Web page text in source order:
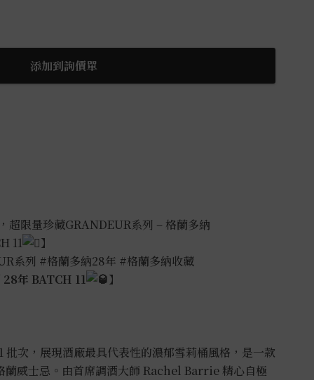
添加到詢價單
超限量珍藏GRANDEUR系列 – 格蘭多納
11
】
系列 #格蘭多納28年 #格蘭多納收藏
年 BATCH 11
】
次，展現酒廠最具代表性的濃郁雪莉桶風格，是一款
蘭威士忌。由首席調酒大師 Rachel Barrie 精心自極